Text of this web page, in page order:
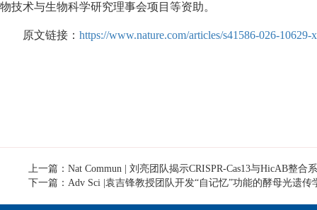
物技术与生物科学研究理事会项目等资助。
原文链接： https://www.nature.com/articles/s41586-026-10629-x
上一篇：Nat Commun | 刘亮团队揭示CRISPR-Cas13与HicAB整合
下一篇：Adv Sci |袁吉锋教授团队开发“自记忆”功能的酵母光遗传